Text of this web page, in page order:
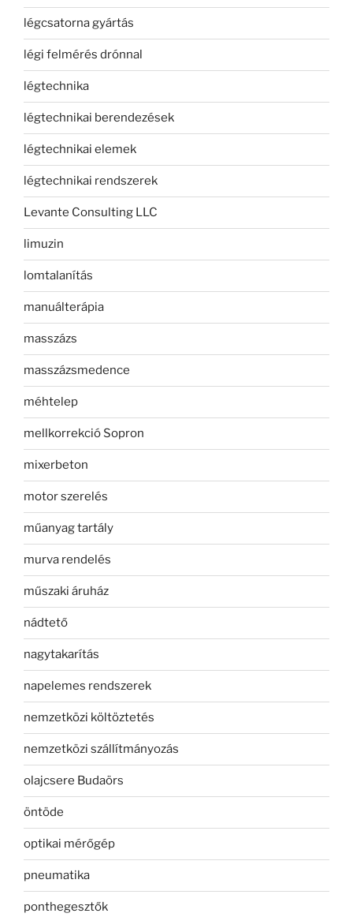
légcsatorna gyártás
légi felmérés drónnal
légtechnika
légtechnikai berendezések
légtechnikai elemek
légtechnikai rendszerek
Levante Consulting LLC
limuzin
lomtalanítás
manuálterápia
masszázs
masszázsmedence
méhtelep
mellkorrekció Sopron
mixerbeton
motor szerelés
műanyag tartály
murva rendelés
műszaki áruház
nádtető
nagytakarítás
napelemes rendszerek
nemzetközi költöztetés
nemzetközi szállítmányozás
olajcsere Budaörs
öntöde
optikai mérőgép
pneumatika
ponthegesztők